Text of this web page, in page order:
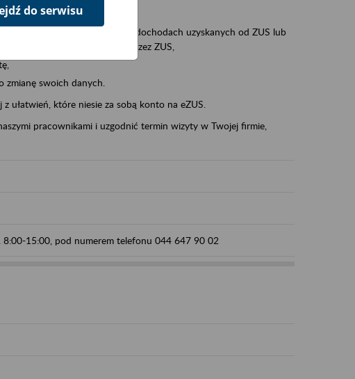
PIT 11A, czyli informacji o dochodach uzyskanych od ZUS lub
rocznego obliczenia podatku przez ZUS,
zmianę swoich danych.
ułatwień, które niesie za sobą konto na eZUS.
pracownikami i uzgodnić termin wizyty w Twojej firmie,
8:00-15:00, pod numerem telefonu 044 647 90 02
do serwisu